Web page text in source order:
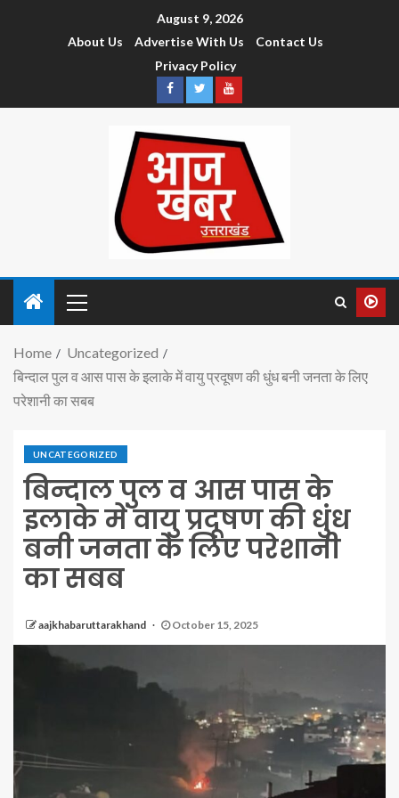
August 9, 2026
About Us
Advertise With Us
Contact Us
Privacy Policy
Home
Uncategorized
बिन्दाल पुल व आस पास के इलाके में वायु प्रदूषण की धुंध बनी जनता के लिए
परेशानी का सबब
UNCATEGORIZED
बिन्दाल पुल व आस पास के
इलाके में वायु प्रदूषण की धुंध
बनी जनता के लिए परेशानी
का सबब
aajkhabaruttarakhand October 15, 2025